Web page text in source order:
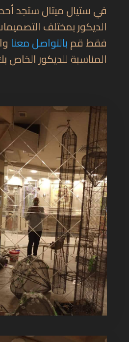
في ستيال ميتال ستجد
الديكوربمختلف
فقط قمبالتواصل معنا
المناسبة للديكور الخاص